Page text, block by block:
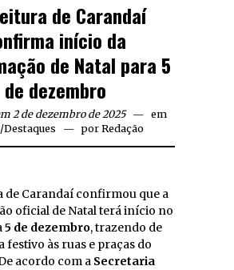
de Carandaí
início da
de Natal para 5
de dezembro
2 de dezembro de 2025
em
/Destaques por Redação
de Carandaí confirmou que a
oficial de Natal terá início no
5 de dezembro, trazendo de
festivo às ruas e praças do
acordo com a Secretaria